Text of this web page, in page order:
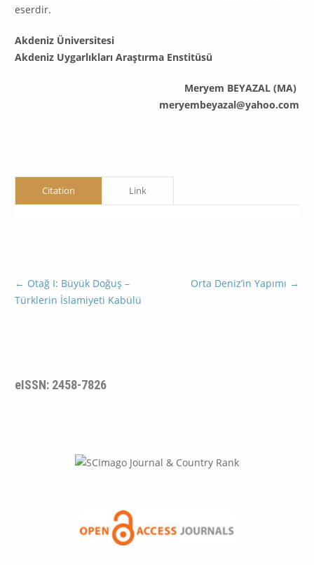
eserdir.
Akdeniz Üniversitesi
Akdeniz Uygarlıkları Araştırma Enstitüsü
Meryem BEYAZAL (MA)
meryembeyazal@yahoo.com
Citation Link
← Otağ I: Büyük Doğuş –
Türklerin İslamiyeti Kabülü
Orta Deniz’in Yapımı →
eISSN: 2458-7826